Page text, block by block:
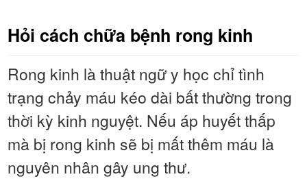
Hỏi cách chữa bệnh rong kinh
Rong kinh là thuật ngữ y học chỉ tình
trạng chảy máu kéo dài bất thường trong
thời kỳ kinh nguyệt. Nếu áp huyết thấp
mà bị rong kinh sẽ bị mất thêm máu là
nguyên nhân gây ung thư.